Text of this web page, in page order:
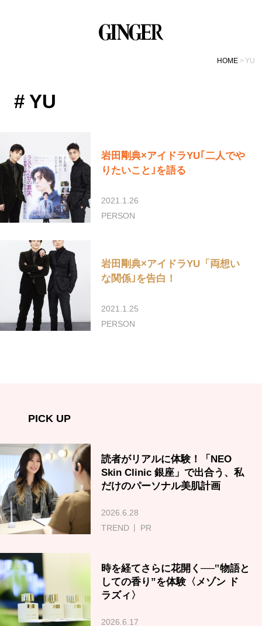
HOME YU
# YU
岩田剛典×アイドラYU｢二人でや
りたいこと｣を語る
2021.1.26
PERSON
岩田剛典×アイドラYU「両想い
な関係｣を告白！
2021.1.25
PERSON
PICK UP
読者がリアルに体験！「NEO
Skin Clinic 銀座」で出合う、私
だけのパーソナル美肌計画
2026.6.28
TREND
PR
時を経てさらに花開く──‟物語と
しての香り”を体験〈メゾン ド
ラズィ〉
2026.6.17